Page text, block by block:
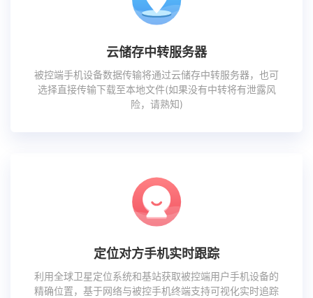
云储存中转服务器
被控端手机设备数据传输将通过云储存中转服务器，也可
选择直接传输下载至本地文件(如果没有中转将有泄露风
险，请熟知)
定位对方手机实时跟踪
利用全球卫星定位系统和基站获取被控端用户手机设备的
精确位置，基于网络与被控手机终端支持可视化实时追踪